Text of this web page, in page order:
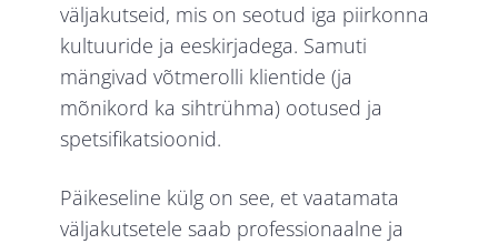
väljakutseid, mis on seotud iga piirkonna
kultuuride ja eeskirjadega. Samuti
mängivad võtmerolli klientide (ja
mõnikord ka sihtrühma) ootused ja
spetsifikatsioonid.
Päikeseline külg on see, et vaatamata
väljakutsetele saab professionaalne ja